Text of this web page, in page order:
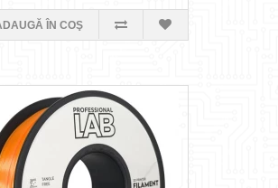
ÎN COŞ